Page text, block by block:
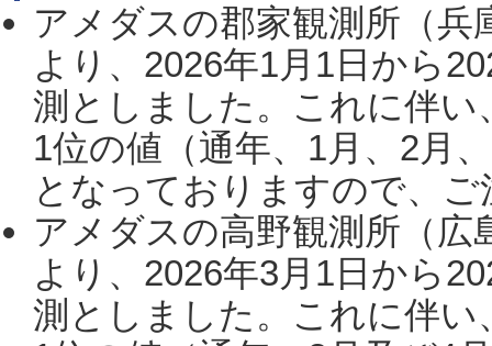
アメダスの郡家観測所（
より、2026年1月1日から
測としました。これに伴い
1位の値（通年、1月、2月
となっておりますので、
アメダスの高野観測所（
より、2026年3月1日から
測としました。これに伴い